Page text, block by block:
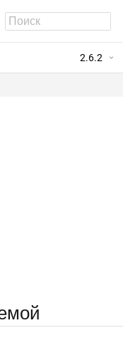
2.6.2